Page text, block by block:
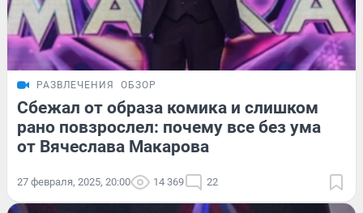
РАЗВЛЕЧЕНИЯ ОБЗОР
Сбежал от образа комика и слишком
рано повзрослел: почему все без ума
от Вячеслава Макарова
27 февраля, 2025, 20:00 14 369 22